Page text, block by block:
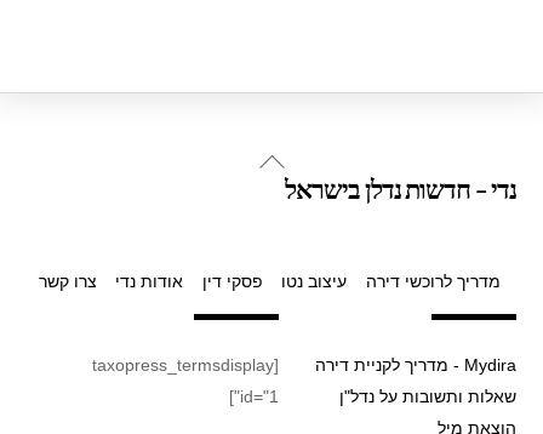
Back
נדי - חדשות נדלן בישראל
מדריך לרוכשי דירה עיצוב נטו פסקי דין אודות נדי צרו קשר
Mydira - מדריך לקניית דירה
שאלות ותשובות על נדל"ן
הוצאת מיל
[taxopress_termsdisplay
id="1"]